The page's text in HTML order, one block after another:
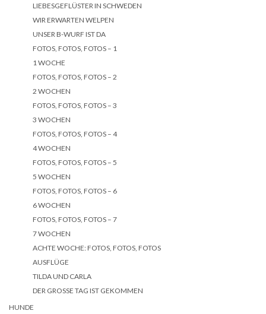
LIEBESGEFLÜSTER IN SCHWEDEN
WIR ERWARTEN WELPEN
UNSER B-WURF IST DA
FOTOS, FOTOS, FOTOS – 1
1 WOCHE
FOTOS, FOTOS, FOTOS – 2
2 WOCHEN
FOTOS, FOTOS, FOTOS – 3
3 WOCHEN
FOTOS, FOTOS, FOTOS – 4
4 WOCHEN
FOTOS, FOTOS, FOTOS – 5
5 WOCHEN
FOTOS, FOTOS, FOTOS – 6
6 WOCHEN
FOTOS, FOTOS, FOTOS – 7
7 WOCHEN
ACHTE WOCHE: FOTOS, FOTOS, FOTOS
AUSFLÜGE
TILDA UND CARLA
DER GROSSE TAG IST GEKOMMEN
HUNDE